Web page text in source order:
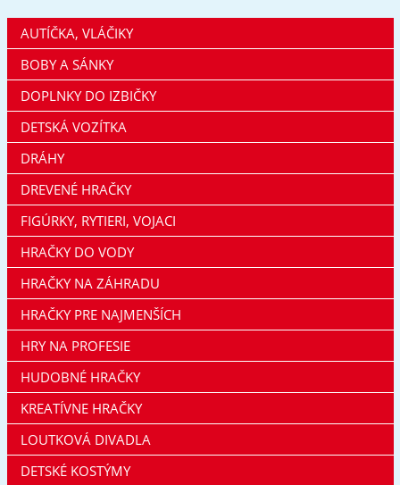
AUTÍČKA, VLÁČIKY
BOBY A SÁNKY
DOPLNKY DO IZBIČKY
DETSKÁ VOZÍTKA
DRÁHY
DREVENÉ HRAČKY
FIGÚRKY, RYTIERI, VOJACI
HRAČKY DO VODY
HRAČKY NA ZÁHRADU
HRAČKY PRE NAJMENŠÍCH
HRY NA PROFESIE
HUDOBNÉ HRAČKY
KREATÍVNE HRAČKY
LOUTKOVÁ DIVADLA
DETSKÉ KOSTÝMY